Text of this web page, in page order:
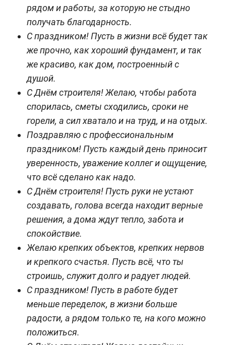
рядом и работы, за которую не стыдно
получать благодарность.
С праздником! Пусть в жизни всё будет так
же прочно, как хороший фундамент, и так
же красиво, как дом, построенный с
душой.
С Днём строителя! Желаю, чтобы работа
спорилась, сметы сходились, сроки не
горели, а сил хватало и на труд, и на отдых.
Поздравляю с профессиональным
праздником! Пусть каждый день приносит
уверенность, уважение коллег и ощущение,
что всё сделано как надо.
С Днём строителя! Пусть руки не устают
создавать, голова всегда находит верные
решения, а дома ждут тепло, забота и
спокойствие.
Желаю крепких объектов, крепких нервов
и крепкого счастья. Пусть всё, что ты
строишь, служит долго и радует людей.
С праздником! Пусть в работе будет
меньше переделок, в жизни больше
радости, а рядом только те, на кого можно
положиться.